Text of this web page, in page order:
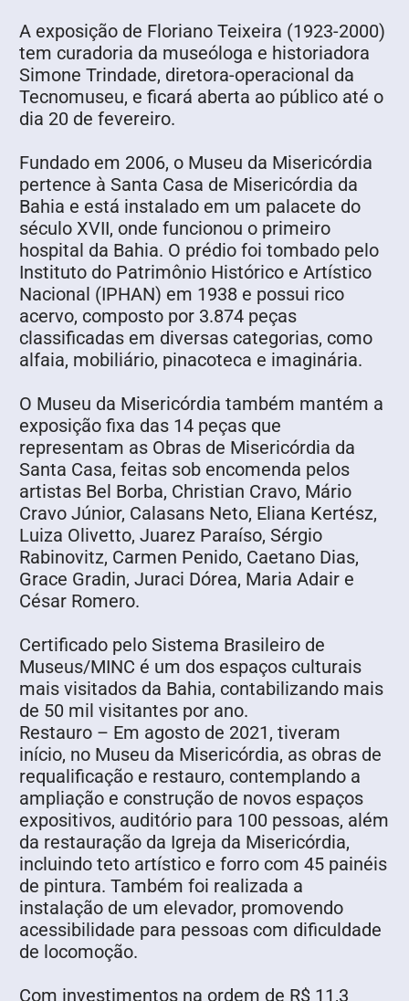
A exposição de Floriano Teixeira (1923-2000)
tem curadoria da museóloga e historiadora
Simone Trindade, diretora-operacional da
Tecnomuseu, e ficará aberta ao público até o
dia 20 de fevereiro.
Fundado em 2006, o Museu da Misericórdia
pertence à Santa Casa de Misericórdia da
Bahia e está instalado em um palacete do
século XVII, onde funcionou o primeiro
hospital da Bahia. O prédio foi tombado pelo
Instituto do Patrimônio Histórico e Artístico
Nacional (IPHAN) em 1938 e possui rico
acervo, composto por 3.874 peças
classificadas em diversas categorias, como
alfaia, mobiliário, pinacoteca e imaginária.
O Museu da Misericórdia também mantém a
exposição fixa das 14 peças que
representam as Obras de Misericórdia da
Santa Casa, feitas sob encomenda pelos
artistas Bel Borba, Christian Cravo, Mário
Cravo Júnior, Calasans Neto, Eliana Kertész,
Luiza Olivetto, Juarez Paraíso, Sérgio
Rabinovitz, Carmen Penido, Caetano Dias,
Grace Gradin, Juraci Dórea, Maria Adair e
César Romero.
Certificado pelo Sistema Brasileiro de
Museus/MINC é um dos espaços culturais
mais visitados da Bahia, contabilizando mais
de 50 mil visitantes por ano.
Restauro – Em agosto de 2021, tiveram
início, no Museu da Misericórdia, as obras de
requalificação e restauro, contemplando a
ampliação e construção de novos espaços
expositivos, auditório para 100 pessoas, além
da restauração da Igreja da Misericórdia,
incluindo teto artístico e forro com 45 painéis
de pintura. Também foi realizada a
instalação de um elevador, promovendo
acessibilidade para pessoas com dificuldade
de locomoção.
Com investimentos na ordem de R$ 11,3